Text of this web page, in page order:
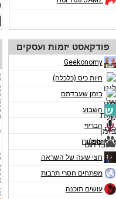
פודקאסט יזמות ועסקים
Geekonomy
חיות כיס (כלכלה)
בזמן שעבדתם
השבוע
הבריף
פופקורן
חצי שעה של השראה
מפתחים חסרי תרבות
עושים תוכנה